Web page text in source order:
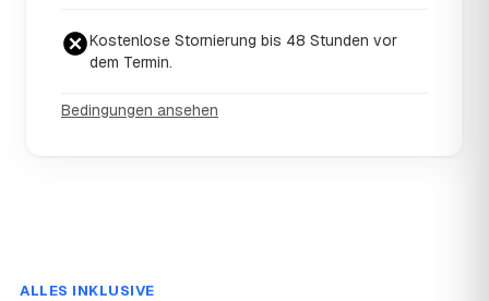
Kostenlose Stornierung bis 48 Stunden vor
dem Termin.
Bedingungen ansehen
ALLES INKLUSIVE